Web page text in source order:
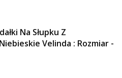
Na Słupku Z
Velinda : Rozmiar -